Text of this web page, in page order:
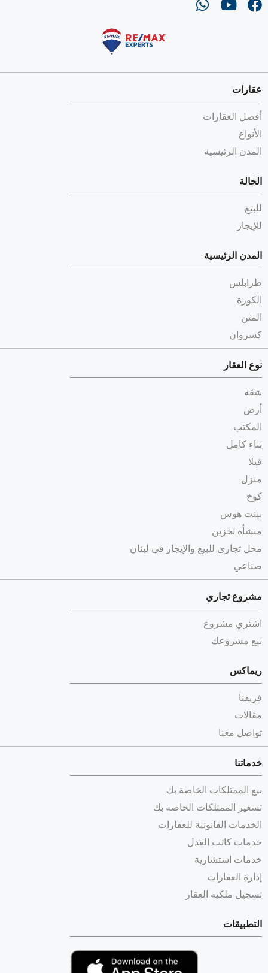
عقارات
أفضل العقارات
الأنواع
المدن الرئيسية
الحالة
للبيع
للإيجار
المدن الرئيسية
طرابلس
الكورة
المتن
كسروان
نوع العقار
شقة
أرض
المكتب
بناء كامل
فيلا
منزل
كوخ
بينت هوس
منشأة تخزين
محل تجاري للبيع والإيجار في لبنان
صناعي
مشروع تجاري
اشتري مشروع
بيع مشروعك
ريماكس
فريقنا
مقالات
تواصل معنا
خدماتنا
بيع الممتلكات الخاصة بك
تسعير الممتلكات الخاصة بك
الخدمات القانونية للعقارات
خدمات كاتب العدل
خدمات استشارية
إدارة العقارات
تسجيل ملكية العقار
التطبيقات